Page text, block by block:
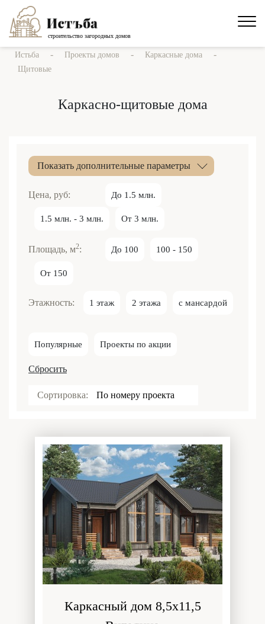
строительство загородных домов
Истьба - Проекты домов - Каркасные дома -
Щитовые
Каркасно-щитовые дома
Показать дополнительные параметры
Цена, руб: До 1.5 млн.
1.5 млн. - 3 млн. От 3 млн.
Площадь, м2: До 100 100 - 150
От 150
Этажность: 1 этаж 2 этажа с мансардой
Популярные Проекты по акции
Сбросить
Сортировка: По номеру проекта
Каркасный дом 8,5х11,5